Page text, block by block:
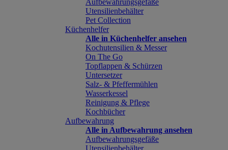
Aufbewahrungsgefäße
Utensilienbehälter
Pet Collection
Küchenhelfer
Alle in Küchenhelfer ansehen
Kochutensilien & Messer
On The Go
Topflappen & Schürzen
Untersetzer
Salz- & Pfeffermühlen
Wasserkessel
Reinigung & Pflege
Kochbücher
Aufbewahrung
Alle in Aufbewahrung ansehen
Aufbewahrungsgefäße
Utensilienbehälter